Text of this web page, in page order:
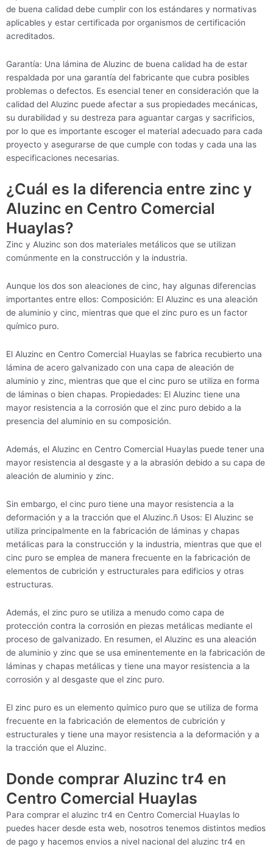
de buena calidad debe cumplir con los estándares y normativas
aplicables y estar certificada por organismos de certificación
acreditados.
Garantía: Una lámina de Aluzinc de buena calidad ha de estar
respaldada por una garantía del fabricante que cubra posibles
problemas o defectos. Es esencial tener en consideración que la
calidad del Aluzinc puede afectar a sus propiedades mecánicas,
su durabilidad y su destreza para aguantar cargas y sacrificios,
por lo que es importante escoger el material adecuado para cada
proyecto y asegurarse de que cumple con todas y cada una las
especificaciones necesarias.
¿Cuál es la diferencia entre zinc y
Aluzinc en Centro Comercial
Huaylas?
Zinc y Aluzinc son dos materiales metálicos que se utilizan
comúnmente en la construcción y la industria.
Aunque los dos son aleaciones de cinc, hay algunas diferencias
importantes entre ellos: Composición: El Aluzinc es una aleación
de aluminio y cinc, mientras que que el zinc puro es un factor
químico puro.
El Aluzinc en Centro Comercial Huaylas se fabrica recubierto una
lámina de acero galvanizado con una capa de aleación de
aluminio y zinc, mientras que que el cinc puro se utiliza en forma
de láminas o bien chapas. Propiedades: El Aluzinc tiene una
mayor resistencia a la corrosión que el zinc puro debido a la
presencia del aluminio en su composición.
Además, el Aluzinc en Centro Comercial Huaylas puede tener una
mayor resistencia al desgaste y a la abrasión debido a su capa de
aleación de aluminio y zinc.
Sin embargo, el cinc puro tiene una mayor resistencia a la
deformación y a la tracción que el Aluzinc.ñ Usos: El Aluzinc se
utiliza principalmente en la fabricación de láminas y chapas
metálicas para la construcción y la industria, mientras que que el
cinc puro se emplea de manera frecuente en la fabricación de
elementos de cubrición y estructurales para edificios y otras
estructuras.
Además, el zinc puro se utiliza a menudo como capa de
protección contra la corrosión en piezas metálicas mediante el
proceso de galvanizado. En resumen, el Aluzinc es una aleación
de aluminio y zinc que se usa eminentemente en la fabricación de
láminas y chapas metálicas y tiene una mayor resistencia a la
corrosión y al desgaste que el zinc puro.
El zinc puro es un elemento químico puro que se utiliza de forma
frecuente en la fabricación de elementos de cubrición y
estructurales y tiene una mayor resistencia a la deformación y a
la tracción que el Aluzinc.
Donde comprar Aluzinc tr4 en
Centro Comercial Huaylas
Para comprar el aluzinc tr4 en Centro Comercial Huaylas lo
puedes hacer desde esta web, nosotros tenemos distintos medios
de pago y hacemos envios a nivel nacional del aluzinc tr4 en